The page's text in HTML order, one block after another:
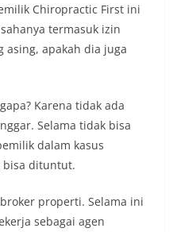
Chiropractic First ini
termasuk izin
asing, apakah dia juga
Karena tidak ada
Selama tidak bisa
dalam kasus
bisa dituntut.
properti. Selama ini
sebagai agen